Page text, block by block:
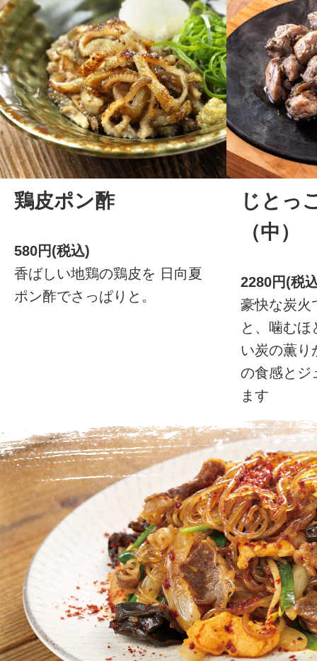
鶏皮ポン酢
580円(税込)
香ばしい地鶏の鶏皮を 日向夏
ポン酢でさっぱりと。
じとっ
（中）
2280円(税
豪快な炭火
と、噛むほ
い炭の薫り
の食感とジ
ます